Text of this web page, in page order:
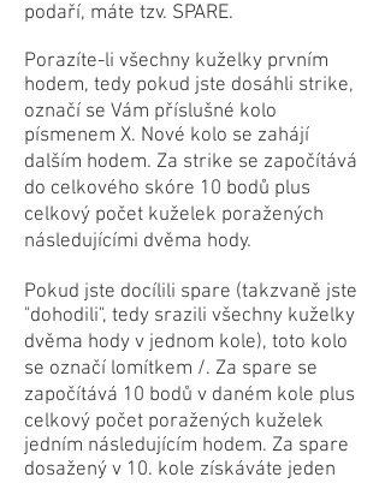
podaří, máte tzv. SPARE.
Porazíte-li všechny kuželky prvním
hodem, tedy pokud jste dosáhli strike,
označí se Vám příslušné kolo
písmenem X. Nové kolo se zahájí
dalším hodem. Za strike se započítává
do celkového skóre 10 bodů plus
celkový počet kuželek poražených
následujícími dvěma hody.
Pokud jste docílili spare (takzvaně jste
"dohodili", tedy srazili všechny kuželky
dvěma hody v jednom kole), toto kolo
se označí lomítkem /. Za spare se
započítává 10 bodů v daném kole plus
celkový počet poražených kuželek
jedním následujícím hodem. Za spare
dosažený v 10. kole získáváte jeden